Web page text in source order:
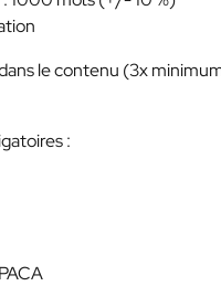
le contenu (3x
: